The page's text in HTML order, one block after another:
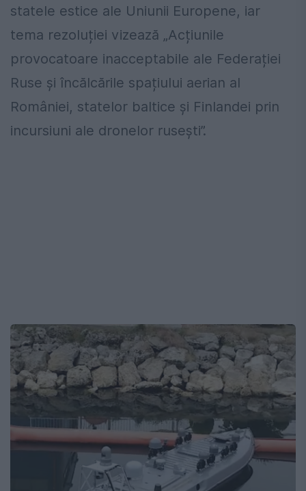
statele estice ale Uniunii Europene, iar
tema rezoluției vizează „Acțiunile
provocatoare inacceptabile ale Federației
Ruse și încălcările spațiului aerian al
României, statelor baltice și Finlandei prin
incursiuni ale dronelor rusești”.